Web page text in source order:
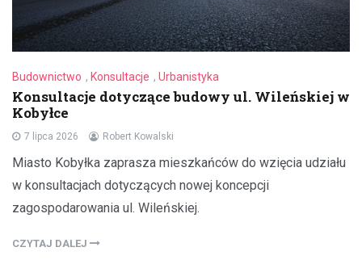
Budownictwo , Konsultacje , Urbanistyka
Konsultacje dotyczące budowy ul. Wileńskiej w
Kobyłce
7 lipca 2026 Robert Kowalski
Miasto Kobyłka zaprasza mieszkańców do wzięcia udziału
w konsultacjach dotyczących nowej koncepcji
zagospodarowania ul. Wileńskiej.
CZYTAJ DALEJ